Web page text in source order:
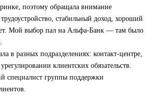
поэтому обращала внимание
стабильный доход, хороший
Мой выбор пал на Альфа-Банк — там было
в разных подразделениях: контакт-центре,
клиентских обязательств.
специалист группы поддержки